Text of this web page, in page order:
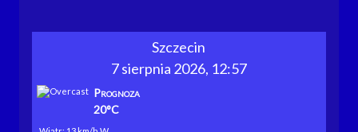
Szczecin
7 sierpnia 2026, 12:57
Prognoza
20°C